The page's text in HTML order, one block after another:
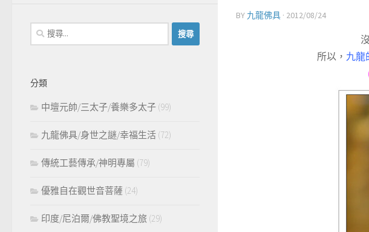
BY 九龍佛具 · 2012/08/24
所以， 九龍
搜
尋
字:
分類
中壇元帥/三太子/養樂多太子 (99)
九龍佛具/身世之謎/幸福生活 (72)
傳統工藝傳承/神明專屬 (79)
優雅自在觀世音菩薩 (24)
印度/尼泊爾/佛教聖境之旅 (29)